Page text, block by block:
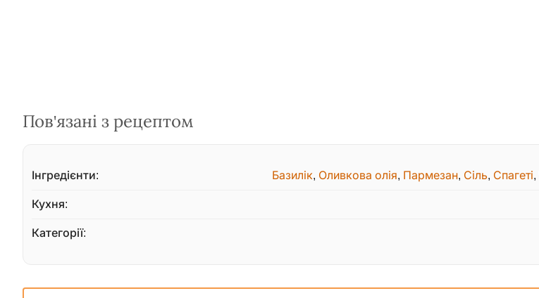
Пов'язані з рецептом
Інгредієнти: Базилік, Оливкова олія, Пармезан, Сіль, Спагеті,
Кухня:
Категорії: